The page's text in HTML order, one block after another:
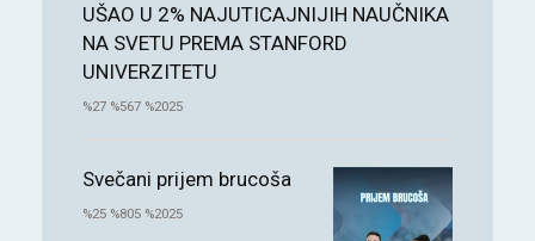
UŠAO U 2% NAJUTICAJNIJIH NAUČNIKA
NA SVETU PREMA STANFORD
UNIVERZITETU
%27 %567 %2025
Svečani prijem brucoša
%25 %805 %2025